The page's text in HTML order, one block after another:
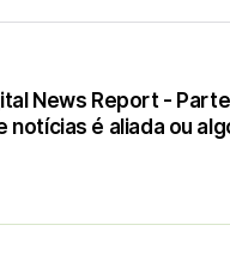
News Report -
notícias é aliada ou